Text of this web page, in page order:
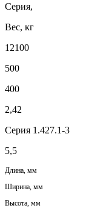
Серия,
Вес, кг
12100
500
400
2,42
Серия 1.427.1-3
5,5
Длина, мм
Ширина, мм
Высота, мм